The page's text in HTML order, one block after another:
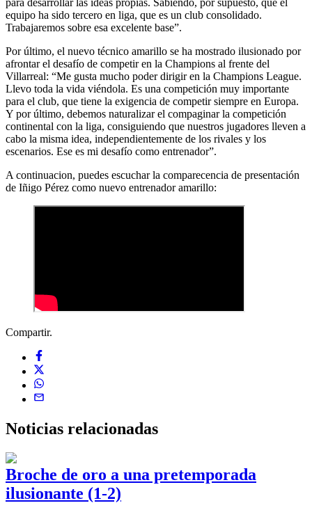
equipo ha sido tercero en liga, que es un club consolidado.
Trabajaremos sobre esa excelente base”.
Por último, el nuevo técnico amarillo se ha mostrado ilusionado por
afrontar el desafío de competir en la Champions al frente del
Villarreal: “Me gusta mucho poder dirigir en la Champions League.
Llevo toda la vida viéndola. Es una competición muy importante
para el club, que tiene la exigencia de competir siempre en Europa.
Y por último, debemos naturalizar el compaginar la competición
continental con la liga, consiguiendo que nuestros jugadores lleven a
cabo la misma idea, independientemente de los rivales y los
escenarios. Ese es mi desafío como entrenador”.
A continuacion, puedes escuchar la comparecencia de presentación
de Iñigo Pérez como nuevo entrenador amarillo:
Compartir.
Noticias relacionadas
Broche de oro a una pretemporada
ilusionante (1-2)